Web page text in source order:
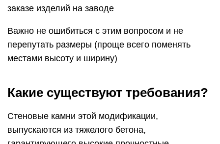
заказе изделий на заводе
Важно не ошибиться с этим вопросом и не
перепутать размеры (проще всего поменять
местами высоту и ширину)
Какие существуют требования?
Стеновые камни этой модификации,
выпускаются из тяжелого бетона,